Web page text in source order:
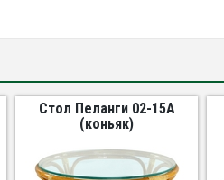
Стол Пеланги 02-15A
(коньяк)